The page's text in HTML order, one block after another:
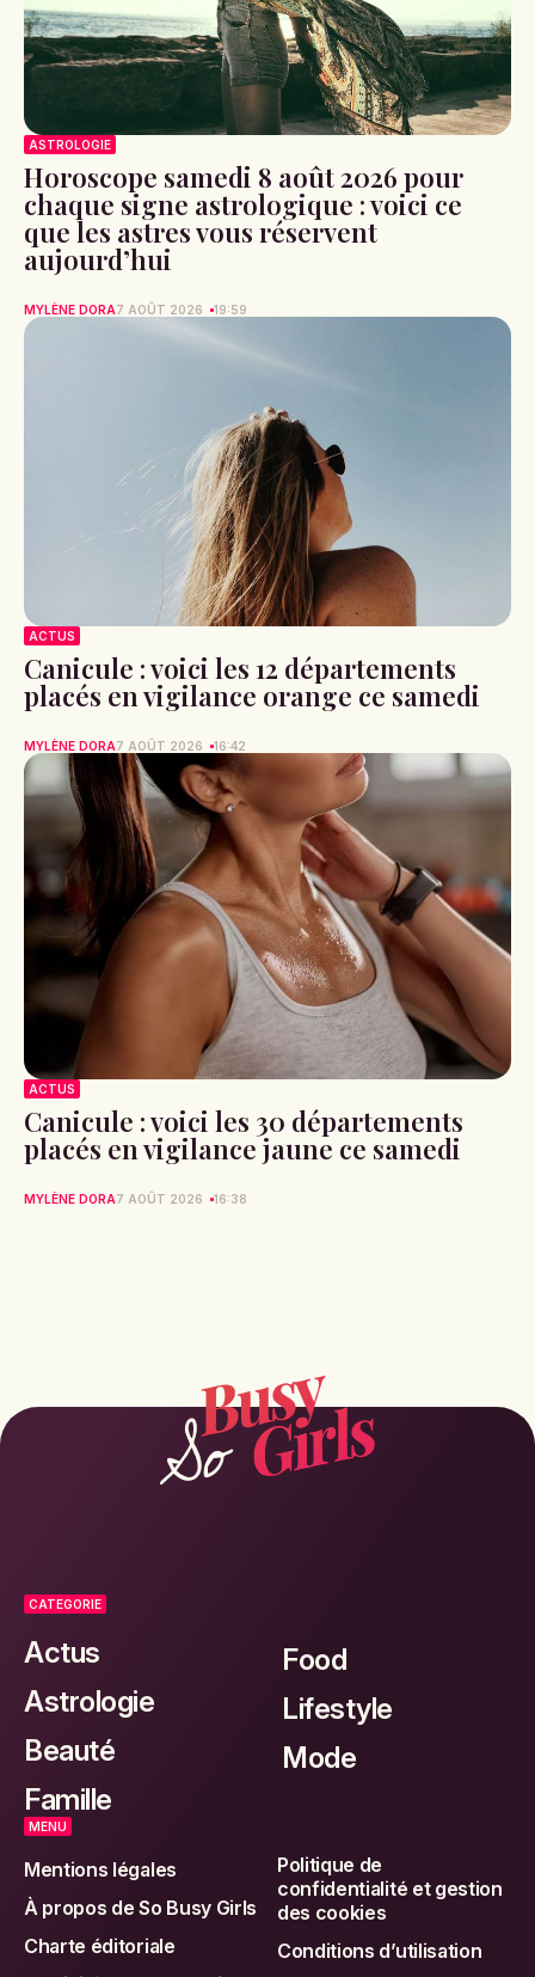
ASTROLOGIE
Horoscope samedi 8 août 2026 pour
chaque signe astrologique : voici ce
que les astres vous réservent
aujourd’hui
MYLÈNE DORA7 AOÛT 2026 19:59
ACTUS
Canicule : voici les 12 départements
placés en vigilance orange ce samedi
MYLÈNE DORA7 AOÛT 2026 16:42
ACTUS
Canicule : voici les 30 départements
placés en vigilance jaune ce samedi
MYLÈNE DORA7 AOÛT 2026 16:38
CATEGORIE
Actus
Astrologie
Beauté
Famille
Food
Lifestyle
Mode
MENU
Mentions légales
À propos de So Busy Girls
Charte éditoriale
Politique de
confidentialité et gestion
des cookies
Conditions d’utilisation